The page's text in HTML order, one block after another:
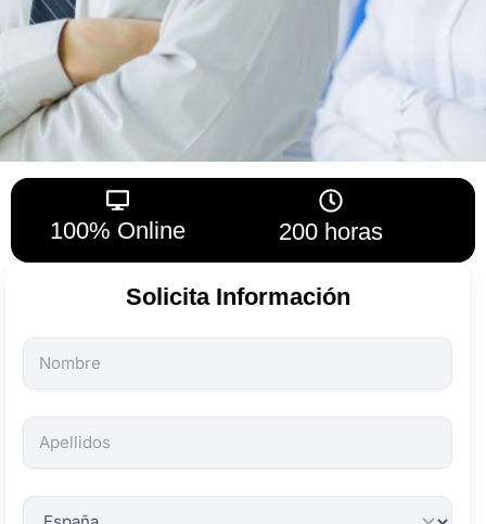
100% Online 200 horas
Solicita Información
Todos
los
son
obligatorios.